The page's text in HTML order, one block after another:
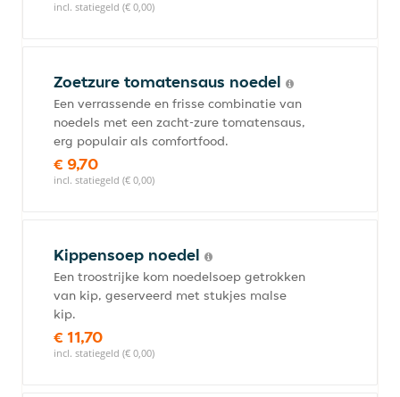
incl. statiegeld (€ 0,00)
Zoetzure tomatensaus noedel
Een verrassende en frisse combinatie van
noedels met een zacht-zure tomatensaus,
erg populair als comfortfood.
€ 9,70
incl. statiegeld (€ 0,00)
Kippensoep noedel
Een troostrijke kom noedelsoep getrokken
van kip, geserveerd met stukjes malse
kip.
€ 11,70
incl. statiegeld (€ 0,00)